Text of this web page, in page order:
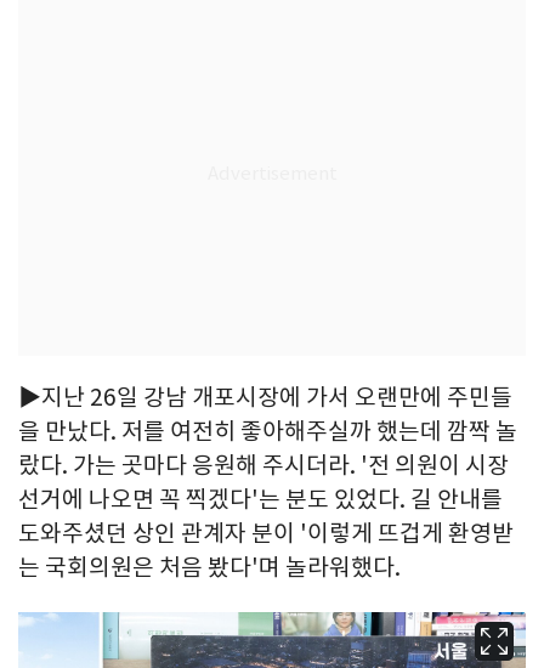
▶지난 26일 강남 개포시장에 가서 오랜만에 주민들
을 만났다. 저를 여전히 좋아해주실까 했는데 깜짝 놀
랐다. 가는 곳마다 응원해 주시더라. '전 의원이 시장
선거에 나오면 꼭 찍겠다'는 분도 있었다. 길 안내를
도와주셨던 상인 관계자 분이 '이렇게 뜨겁게 환영받
는 국회의원은 처음 봤다'며 놀라워했다.